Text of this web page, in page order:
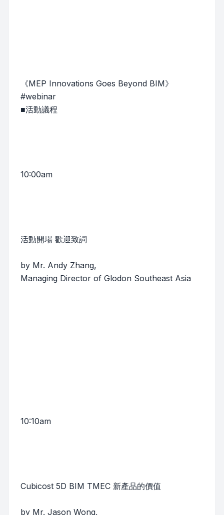
《MEP Innovations Goes Beyond BIM》
#webinar
■活動議程
10:00am
活動開場 歡迎致詞
by Mr. Andy Zhang,
Managing Director of Glodon Southeast Asia
10:10am
Cubicost 5D BIM TMEC 新產品的價值
by Mr. Jason Wong,